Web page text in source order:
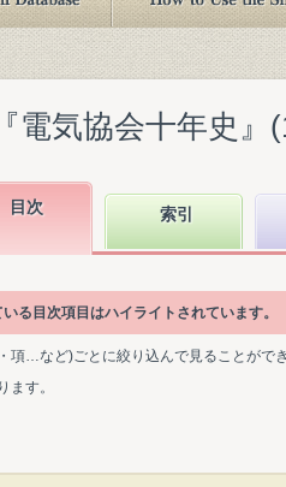
電気協会十年史』
目次 索引
る目次項目はハイライトされています。
項…など)ごとに絞り込んで見ることがで
す。